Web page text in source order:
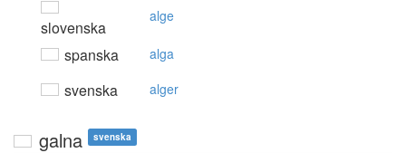
slovenska
alge
spanska alga
svenska alger
galna svenska